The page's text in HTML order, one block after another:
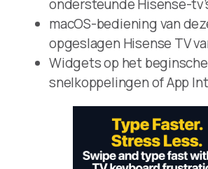
ondersteunde Hisense-
macOS-bediening van
opgeslagen Hisense TV
Widgets op het
snelkoppelingen of App